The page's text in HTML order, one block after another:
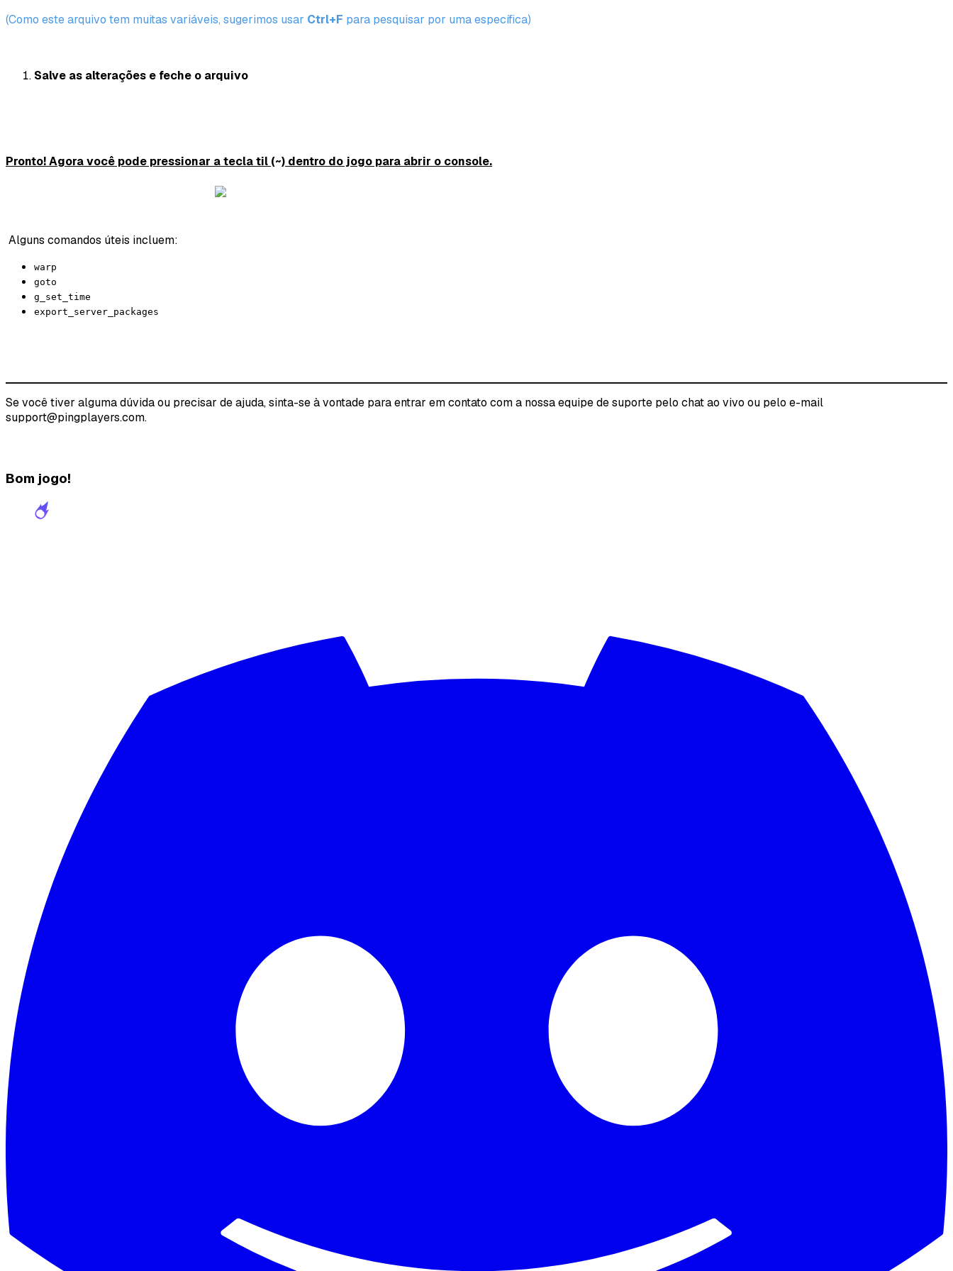
(Como este arquivo tem muitas variáveis, sugerimos usar Ctrl+F para pesquisar por uma específica)
Salve as alterações e feche o arquivo
Pronto! Agora você pode pressionar a tecla til (~) dentro do jogo para abrir o console.
Alguns comandos úteis incluem:
warp
goto
g_set_time
export_server_packages
Se você tiver alguma dúvida ou precisar de ajuda, sinta-se à vontade para entrar em contato com a nossa equipe de suporte pelo chat ao vivo ou pelo e-mail
support@pingplayers.com.
Bom jogo!